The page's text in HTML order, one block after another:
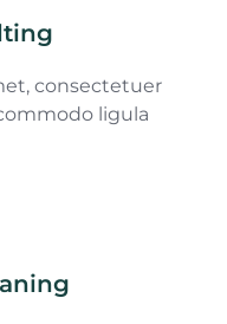
consectetuer
ligula